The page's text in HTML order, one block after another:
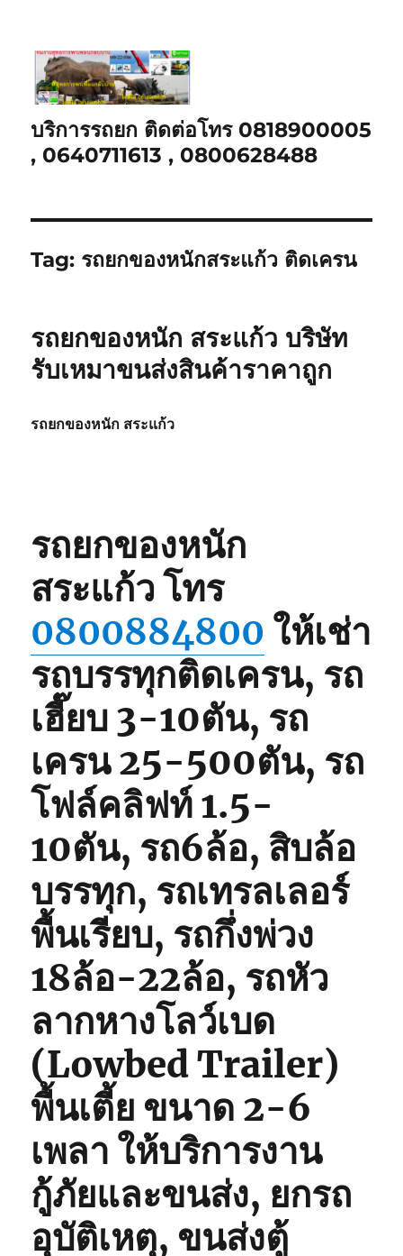
บริการรถยก ติดต่อโทร 0818900005
, 0640711613 , 0800628488
Tag: รถยกของหนักสระแก้ว ติดเครน
รถยกของหนัก สระแก้ว บริษัท
รับเหมาขนส่งสินค้าราคาถูก
รถยกของหนัก สระแก้ว
รถยกของหนัก
สระแก้ว โทร
0800884800 ให้เช่า
รถบรรทุกติดเครน, รถ
เฮี๊ยบ 3-10ตัน, รถ
เครน 25-500ตัน, รถ
โฟล์คลิฟท์ 1.5-
10ตัน, รถ6ล้อ, สิบล้อ
บรรทุก, รถเทรลเลอร์
พื้นเรียบ, รถกึ่งพ่วง
18ล้อ-22ล้อ, รถหัว
ลากหางโลว์เบด
(Lowbed Trailer)
พื้นเตี้ย ขนาด 2-6
เพลา ให้บริการงาน
กู้ภัยและขนส่ง, ยกรถ
อุบัติเหตุ, ขนส่งตู้